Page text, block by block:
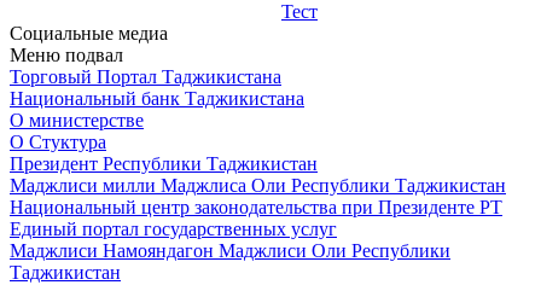
Тест
Социальные медиа
Меню подвал
Торговый Портал Таджикистана
Национальный банк Таджикистана
О министерстве
О Стуктура
Президент Республики Таджикистан
Маджлиси милли Маджлиса Оли Республики Таджикистан
Национальный центр законодательства при Президенте РТ
Единый портал государственных услуг
Маджлиси Намояндагон Маджлиси Оли Республики
Таджикистан